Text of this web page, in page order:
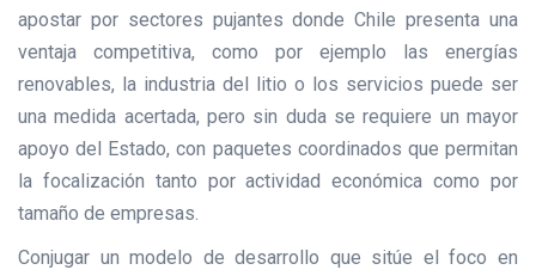
apostar por sectores pujantes donde Chile presenta una
ventaja competitiva, como por ejemplo las energías
renovables, la industria del litio o los servicios puede ser
una medida acertada, pero sin duda se requiere un mayor
apoyo del Estado, con paquetes coordinados que permitan
la focalización tanto por actividad económica como por
tamaño de empresas.
Conjugar un modelo de desarrollo que sitúe el foco en